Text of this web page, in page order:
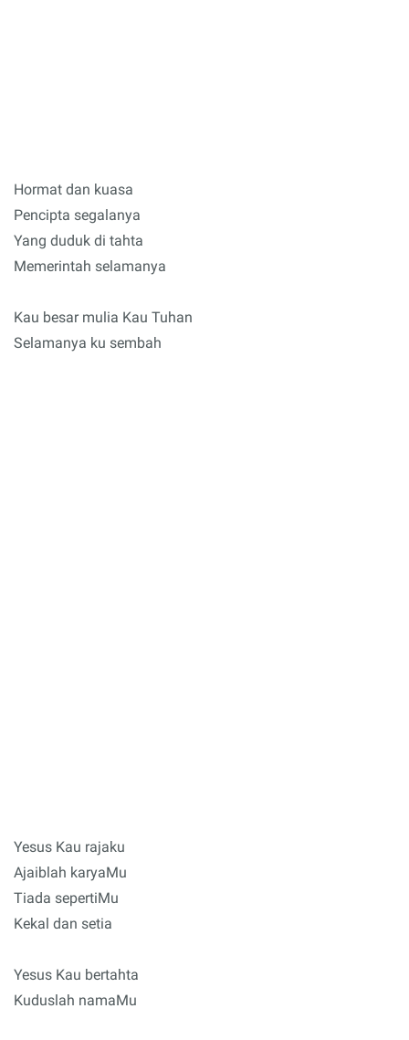
Hormat dan kuasa
Pencipta segalanya
Yang duduk di tahta
Memerintah selamanya
Kau besar mulia Kau Tuhan
Selamanya ku sembah
Yesus Kau rajaku
Ajaiblah karyaMu
Tiada sepertiMu
Kekal dan setia
Yesus Kau bertahta
Kuduslah namaMu